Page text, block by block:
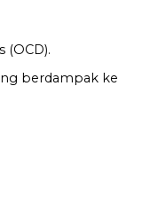
(OCD).
berdampak ke